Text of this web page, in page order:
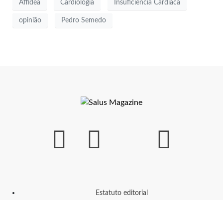
Affidea Cardiologia Insuficiência Cardíaca
opinião Pedro Semedo
Estatuto editorial